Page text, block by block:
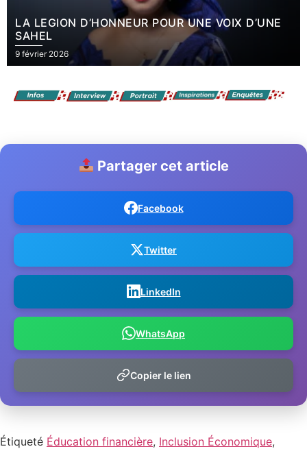
LA LEGION D’HONNEUR POUR UNE VOIX D’UNE
SAHEL
9 février 2026
Partager cet article
Facebook
Twitter
LinkedIn
WhatsApp
Copier le lien
Étiqueté Éducation financière, Inclusion Économique,